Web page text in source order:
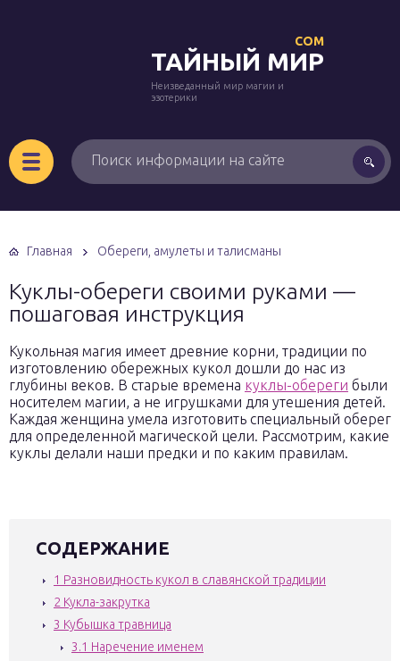
ТАЙНЫЙ МИР
COM
Неизведанный мир магии и
эзотерики
Главная Обереги, амулеты и талисманы
Куклы-обереги своими руками —
пошаговая инструкция
Кукольная магия имеет древние корни, традиции по
изготовлению обережных кукол дошли до нас из
глубины веков. В старые времена куклы-обереги были
носителем магии, а не игрушками для утешения детей.
Каждая женщина умела изготовить специальный оберег
для определенной магической цели. Рассмотрим, какие
куклы делали наши предки и по каким правилам.
СОДЕРЖАНИЕ
1 Разновидность кукол в славянской традиции
2 Кукла-закрутка
3 Кубышка травница
3.1 Наречение именем